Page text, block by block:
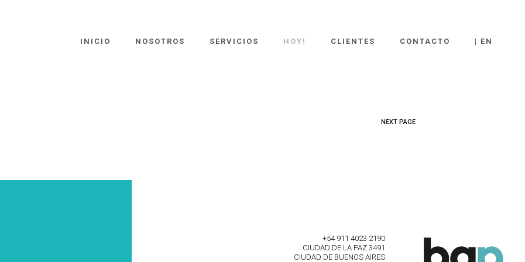
INICIO NOSOTROS SERVICIOS HOY! CLIENTES CONTACTO | EN
NEXT PAGE
+54 911 4023 2190
CIUDAD DE LA PAZ 3491
CIUDAD DE BUENOS AIRES